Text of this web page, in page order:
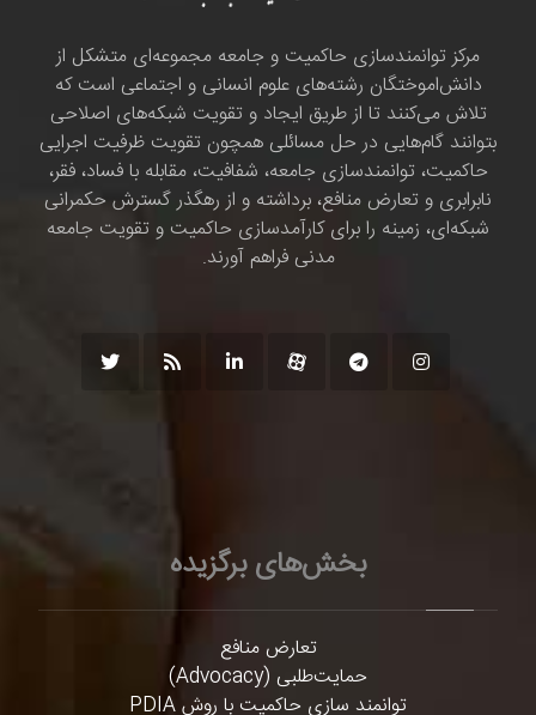
مرکز توانمندسازی حاکمیت و جامعه مجموعه‌ای متشکل از
دانش‌اموختگان رشته‌های علوم انسانی و اجتماعی است که
تلاش می‌کنند تا از طریق ایجاد و تقویت شبکه‌های اصلاحی
بتوانند گام‌هایی در حل مسائلی همچون تقویت ظرفیت اجرایی
حاکمیت، توانمندسازی جامعه، شفافیت، مقابله با فساد، فقر،
نابرابری و تعارض منافع، برداشته و از رهگذر گسترش حکمرانی
شبکه‌ای، زمینه را برای کارآمدسازی حاکمیت و تقویت جامعه
مدنی فراهم آورند.
بخش‌های برگزیده
تعارض منافع
حمایت‌طلبی (Advocacy)
توانمند سازی حاکمیت با روش PDIA